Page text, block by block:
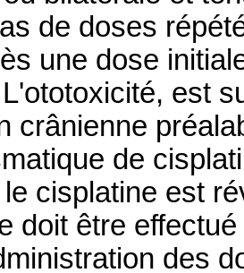
de doses
une dose
est
crânienne
de
cisplatine est
doit être
des